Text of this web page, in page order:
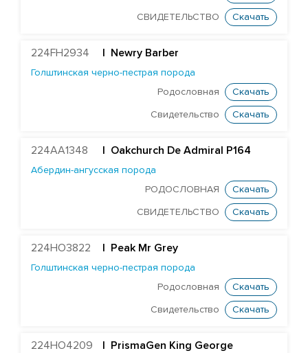
СВИДЕТЕЛЬСТВО Скачать
224FH2934 | Newry Barber
Голштинская черно-пестрая порода
Родословная
Скачать
Свидетельство Скачать
224AA1348 | Oakchurch De Admiral Р164
Абердин-ангусская порода
РОДОСЛОВНАЯ
Скачать
СВИДЕТЕЛЬСТВО Скачать
224HO3822 Peak Mr Grey
Голштинская черно-пестрая порода
Родословная
Скачать
Свидетельство Скачать
224HO4209 PrismaGen King George